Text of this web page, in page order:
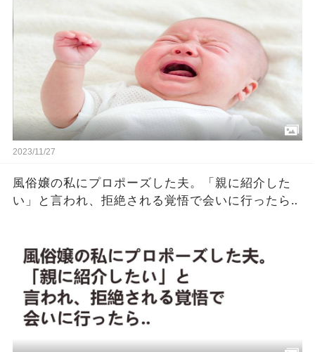
奥さんは衝撃を受けることに・・・
2023/11/27
風俗嬢の私にプロポーズした夫。「親に紹介した
い」と言われ、拒絶される覚悟で会いに行ったら‥